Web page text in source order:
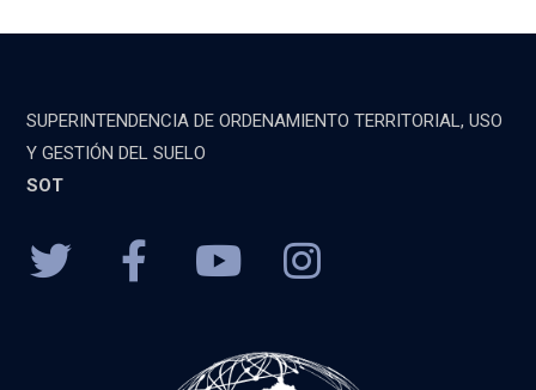
SUPERINTENDENCIA DE ORDENAMIENTO TERRITORIAL, USO
Y GESTIÓN DEL SUELO
SOT